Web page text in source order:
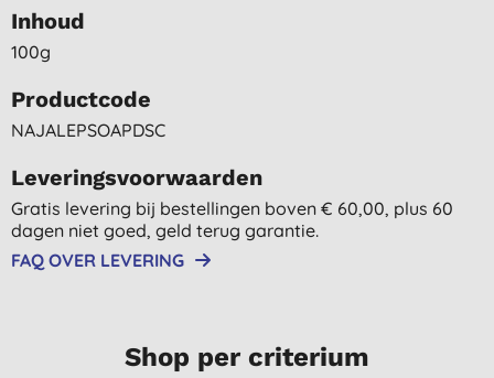
Inhoud
100g
Productcode
NAJALEPSOAPDSC
Leveringsvoorwaarden
Gratis levering bij bestellingen boven € 60,00, plus 60
dagen niet goed, geld terug garantie.
FAQ OVER LEVERING
Shop per criterium